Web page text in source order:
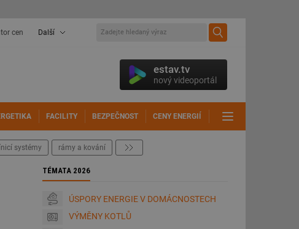
cen Další
estav.tv
nový videoportál
FACILITY BEZPEČNOST CENY ENERGIÍ
systémy rámy a kování
TÉMATA 2026
ÚSPORY ENERGIE V DOMÁCNOSTECH
VÝMĚNY KOTLŮ